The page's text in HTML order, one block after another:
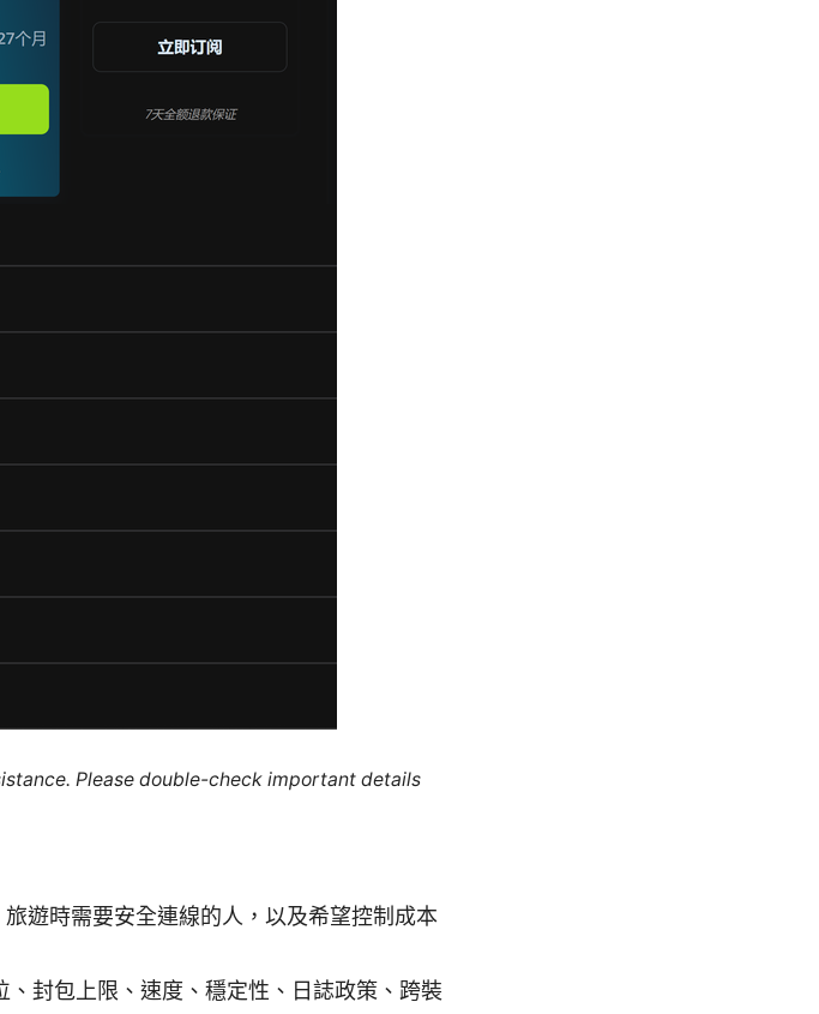
Please double-check important details
遊時需要安全連線的人，以及希望控制成本
封包上限、速度、穩定性、日誌政策、跨裝